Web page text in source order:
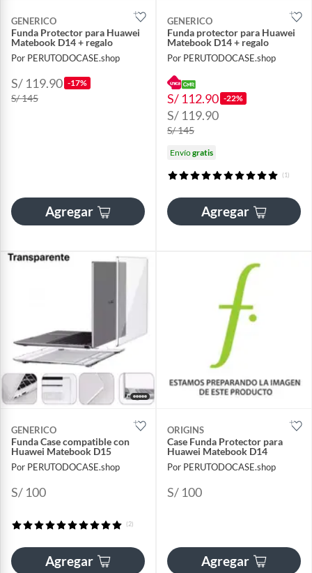
GENERICO
Funda Protector para Huawei
Matebook D14 + regalo
Por PERUTODOCASE.shop
S/ 119.90 -17%
S/ 145
Agregar
GENERICO
Funda protector para Huawei
Matebook D14 + regalo
Por PERUTODOCASE.shop
S/ 112.90 -22%
S/ 119.90
S/ 145
Envíogratis
(1)
Agregar
GENERICO
Funda Case compatible con
Huawei Matebook D15
Por PERUTODOCASE.shop
S/ 100
(2)
Agregar
ORIGINS
Case Funda Protector para
Huawei Matebook D14
Por PERUTODOCASE.shop
S/ 100
Agregar